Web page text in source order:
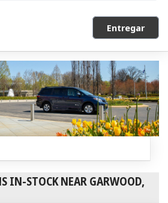
Entregar
IN-STOCK NEAR GARWOOD,